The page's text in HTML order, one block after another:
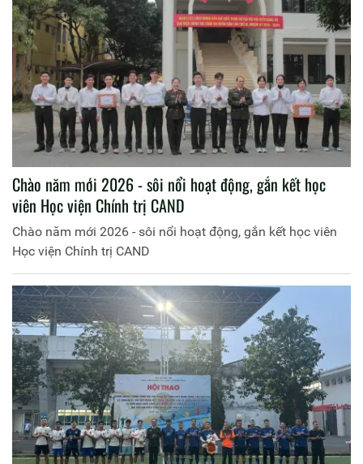
Chào năm mới 2026 - sôi nổi hoạt động, gắn kết học
viên Học viện Chính trị CAND
Chào năm mới 2026 - sôi nổi hoạt động, gắn kết học viên
Học viện Chính trị CAND